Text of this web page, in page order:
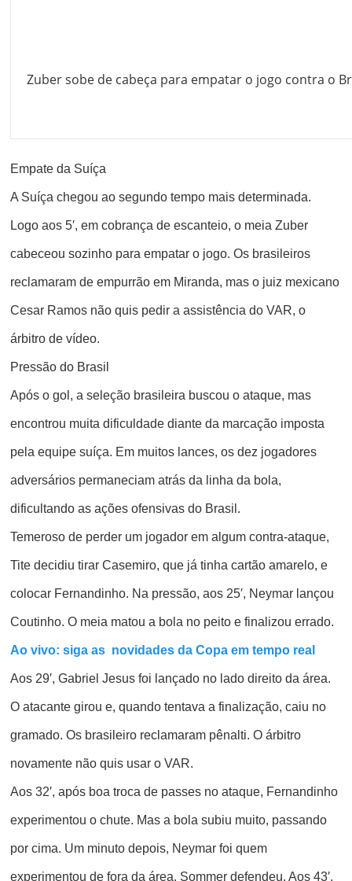
Zuber sobe de cabeça para empatar o jogo contra o
Empate da Suíça
A Suíça chegou ao segundo tempo mais determinada.
Logo aos 5′, em cobrança de escanteio, o meia Zuber
cabeceou sozinho para empatar o jogo. Os brasileiros
reclamaram de empurrão em Miranda, mas o juiz mexicano
Cesar Ramos não quis pedir a assistência do VAR, o
árbitro de vídeo.
Pressão do Brasil
Após o gol, a seleção brasileira buscou o ataque, mas
encontrou muita dificuldade diante da marcação imposta
pela equipe suíça. Em muitos lances, os dez jogadores
adversários permaneciam atrás da linha da bola,
dificultando as ações ofensivas do Brasil.
Temeroso de perder um jogador em algum contra-ataque,
Tite decidiu tirar Casemiro, que já tinha cartão amarelo, e
colocar Fernandinho. Na pressão, aos 25′, Neymar lançou
Coutinho. O meia matou a bola no peito e finalizou errado.
Ao vivo: siga as novidades da Copa em tempo real
Aos 29′, Gabriel Jesus foi lançado no lado direito da área.
O atacante girou e, quando tentava a finalização, caiu no
gramado. Os brasileiro reclamaram pênalti. O árbitro
novamente não quis usar o VAR.
Aos 32′, após boa troca de passes no ataque, Fernandinho
experimentou o chute. Mas a bola subiu muito, passando
por cima. Um minuto depois, Neymar foi quem
experimentou de fora da área. Sommer defendeu. Aos 43′,